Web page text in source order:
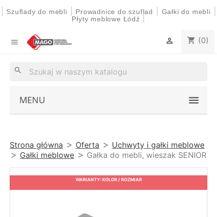
Szuflady do mebli Prowadnice do szuflad Gałki do mebli
Płyty meblowe Łódź
 shopping_cart (0)

search
MENU
Strona główna Oferta
Uchwyty i gałki meblowe
Gałki meblowe
Gałka do mebli, wieszak SENIOR
WARIANTY: KOLOR / ROZMIAR